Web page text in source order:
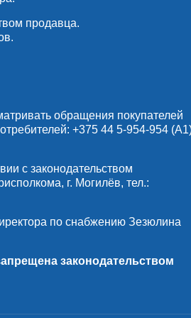
продавца.
обращения покупателей
+375 44 5-954-954
с законодательством
г. Могилёв, тел.:
по снабжению Зезюлина
законодательством